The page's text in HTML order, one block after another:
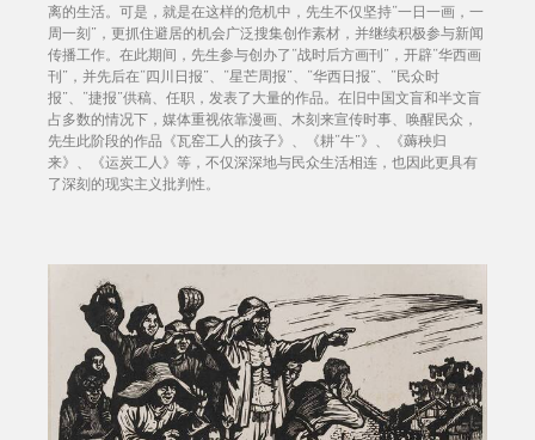
离的生活。可是，就是在这样的危机中，先生不仅坚持“一日一画，一
周一刻”，更抓住避居的机会广泛搜集创作素材，并继续积极参与新闻
传播工作。在此期间，先生参与创办了“战时后方画刊”，开辟“华西画
刊”，并先后在“四川日报”、“星芒周报”、“华西日报”、“民众时
报”、“捷报”供稿、任职，发表了大量的作品。在旧中国文盲和半文盲
占多数的情况下，媒体重视依靠漫画、木刻来宣传时事、唤醒民众，
先生此阶段的作品《瓦窑工人的孩子》、《耕“牛”》、《薅秧归
来》、《运炭工人》等，不仅深深地与民众生活相连，也因此更具有
了深刻的现实主义批判性。